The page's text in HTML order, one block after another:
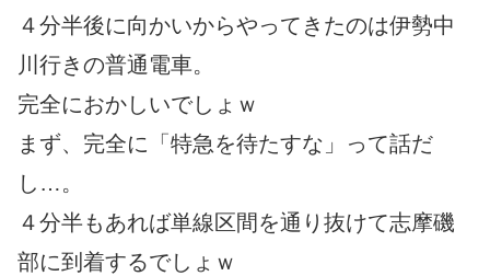
４分半後に向かいからやってきたのは伊勢中
川行きの普通電車。
完全におかしいでしょｗ
まず、完全に「特急を待たすな」って話だ
し…。
４分半もあれば単線区間を通り抜けて志摩磯
部に到着するでしょｗ